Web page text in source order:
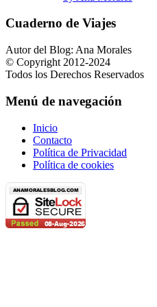
Cuaderno de Viajes
Autor del Blog: Ana Morales
© Copyright 2012-2024
Todos los Derechos Reservados
Menú de navegación
Inicio
Contacto
Política de Privacidad
Política de cookies